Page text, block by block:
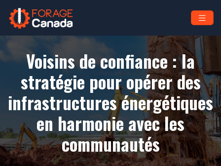
Voisins de confiance : la
stratégie pour opérer des
infrastructures énergétiques
en harmonie avec les
communautés